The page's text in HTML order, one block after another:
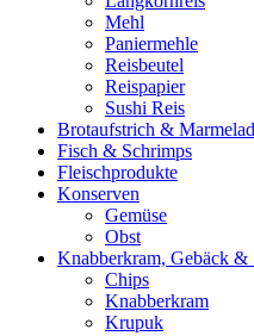
Mehl
Paniermehle
Reisbeutel
Reispapier
Sushi Reis
Brotaufstrich &
Fisch & Schrimps
Fleischprodukte
Konserven
Gemüse
Obst
Knabberkram, Gebäck &
Chips
Knabberkram
Krupuk